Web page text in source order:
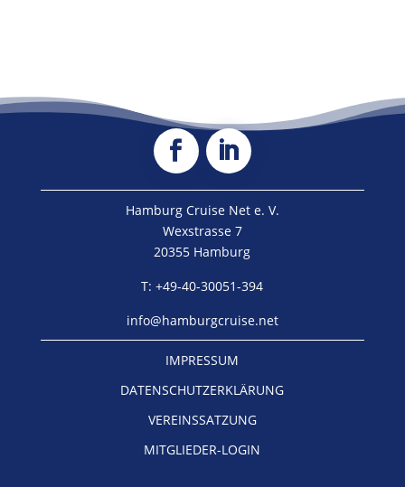
Hamburg Cruise Net e. V.
Wexstrasse 7
20355 Hamburg
T: +49-40-30051-394
info@hamburgcruise.net
IMPRESSUM
DATENSCHUTZERKLÄRUNG
VEREINSSATZUNG
MITGLIEDER-LOGIN